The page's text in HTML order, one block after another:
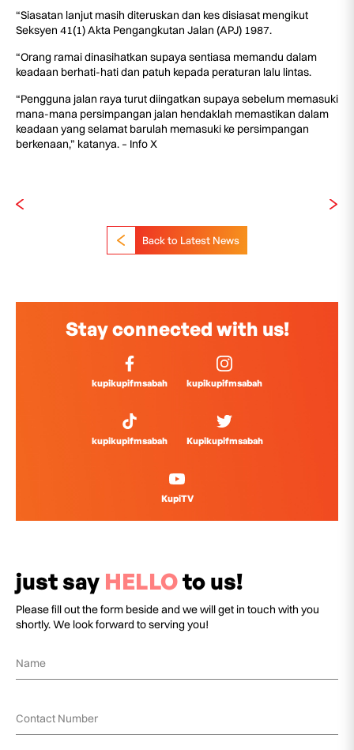
“Siasatan lanjut masih diteruskan dan kes disiasat mengikut
Seksyen 41(1) Akta Pengangkutan Jalan (APJ) 1987.
“Orang ramai dinasihatkan supaya sentiasa memandu dalam
keadaan berhati-hati dan patuh kepada peraturan lalu lintas.
“Pengguna jalan raya turut diingatkan supaya sebelum memasuki
mana-mana persimpangan jalan hendaklah memastikan dalam
keadaan yang selamat barulah memasuki ke persimpangan
berkenaan,” katanya. – Info X
Back to Latest News
Stay connected with us!
kupikupifmsabah kupikupifmsabah
kupikupifmsabah Kupikupifmsabah
KupiTV
just say HELLOto us!
Please fill out the form beside and we will get in touch with you
shortly. We look forward to serving you!